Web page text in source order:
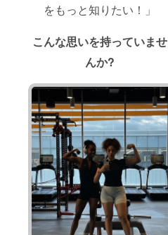
をもっと知りたい！」
こんな思いを持っていませ
んか?